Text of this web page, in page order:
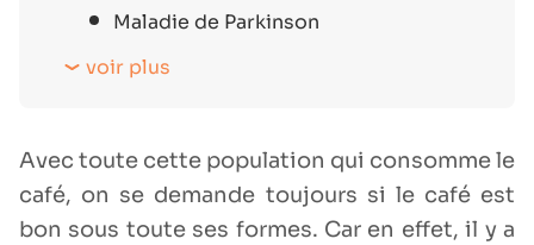
Maladie de Parkinson
voir plus
Avec toute cette population qui consomme le
café, on se demande toujours si le café est
bon sous toute ses formes. Car en effet, il y a